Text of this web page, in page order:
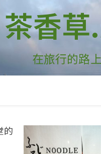
茶香草
在旅行的路